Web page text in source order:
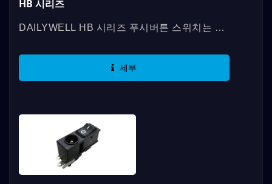
HB 시리즈
DAILYWELL HB 시리즈 푸시버튼 스위치는 다
제품 및 비단락형이 특징입니다....
세부